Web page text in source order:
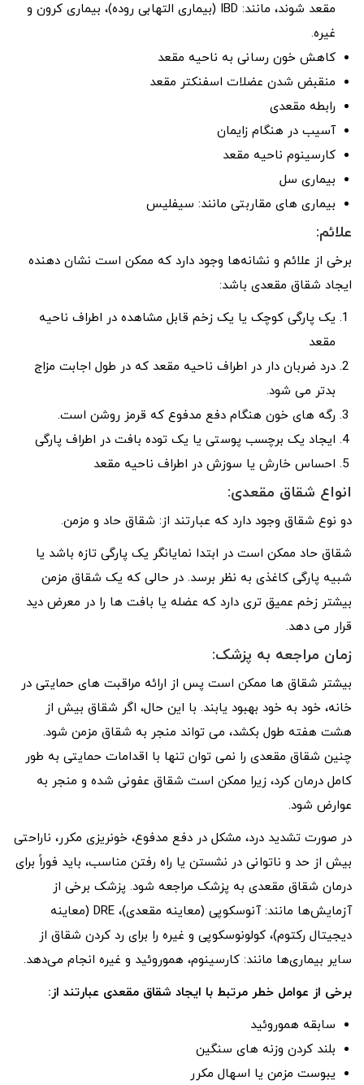
مقعد شوند، مانند: IBD (بیماری التهابی روده)، بیماری کرون و
غیره.
کاهش خون رسانی به ناحیه مقعد
منقبض شدن عضلات اسفنکتر مقعد
رابطه مقعدی
آسیب در هنگام زایمان
کارسینوم ناحیه مقعد
بیماری سل
بیماری های مقاربتی مانند: سیفلیس
علائم:
برخی از علائم و نشانه‌ها وجود دارد که ممکن است نشان دهنده
ایجاد شقاق مقعدی باشد:
یک پارگی کوچک یا یک زخم قابل مشاهده در اطراف ناحیه
مقعد
درد ضربان دار در اطراف ناحیه مقعد که در طول اجابت مزاج
بدتر می شود.
رگه های خون هنگام دفع مدفوع که قرمز روشن است.
ایجاد یک برچسب پوستی یا یک توده بافت در اطراف پارگی
احساس خارش یا سوزش در اطراف ناحیه مقعد
انواع شقاق مقعدی:
دو نوع شقاق وجود دارد که عبارتند از: شقاق حاد و مزمن.
شقاق حاد ممکن است در ابتدا نمایانگر یک پارگی تازه باشد یا
شبیه پارگی کاغذی به نظر برسد. در حالی که یک شقاق مزمن
بیشتر زخم عمیق تری دارد که عضله یا بافت ها را در معرض دید
قرار می دهد.
زمان مراجعه به پزشک:
بیشتر شقاق ها ممکن است پس از ارائه مراقبت های حمایتی در
خانه، خود به خود بهبود یابند. با این حال، اگر شقاق بیش از
هشت هفته طول بکشد، می تواند منجر به شقاق مزمن شود.
چنین شقاق مقعدی را نمی توان تنها با اقدامات حمایتی به طور
کامل درمان کرد، زیرا ممکن است شقاق عفونی شده و منجر به
عوارض شود.
در صورت تشدید درد، مشکل در دفع مدفوع، خونریزی مکرر، ناراحتی
بیش از حد و ناتوانی در نشستن یا راه رفتن مناسب، باید فوراً برای
درمان شقاق مقعدی به پزشک مراجعه شود. پزشک برخی از
آزمایش‌ها مانند: آنوسکوپی (معاینه مقعدی)، DRE (معاینه
دیجیتال رکتوم)، کولونوسکوپی و غیره را برای رد کردن شقاق از
سایر بیماری‌ها مانند: کارسینوم، هموروئید و غیره انجام می‌دهد.
برخی از عوامل خطر مرتبط با ایجاد شقاق مقعدی عبارتند از:
سابقه هموروئید
بلند کردن وزنه های سنگین
یبوست مزمن یا اسهال مکرر